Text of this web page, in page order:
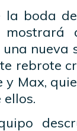
la boda
una
rebrote
y Max,
ellos.